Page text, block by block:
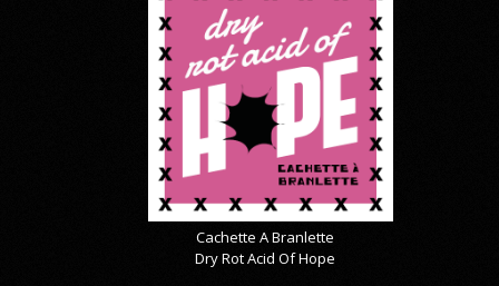
Cachette A Branlette
Dry Rot Acid Of Hope